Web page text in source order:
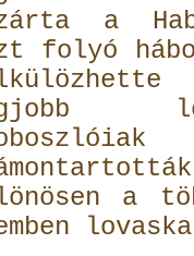
a
folyó
a